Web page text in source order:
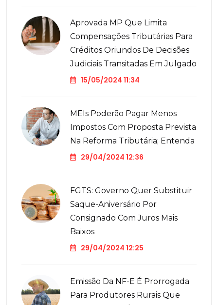
Aprovada MP Que Limita
Compensações Tributárias Para
Créditos Oriundos De Decisões
Judiciais Transitadas Em Julgado
15/05/2024 11:34
MEIs Poderão Pagar Menos
Impostos Com Proposta Prevista
Na Reforma Tributária; Entenda
29/04/2024 12:36
FGTS: Governo Quer Substituir
Saque-Aniversário Por
Consignado Com Juros Mais
Baixos
29/04/2024 12:25
Emissão Da NF-E É Prorrogada
Para Produtores Rurais Que